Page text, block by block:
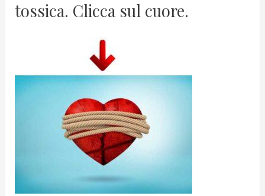
tossica. Clicca sul cuore.